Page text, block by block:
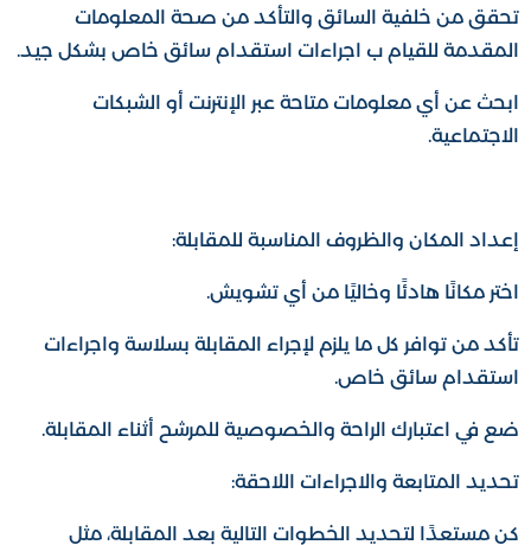
تحقق من خلفية السائق والتأكد من صحة المعلومات
المقدمة للقيام ب اجراءات استقدام سائق خاص بشكل جيد.
ابحث عن أي معلومات متاحة عبر الإنترنت أو الشبكات
الاجتماعية.
إعداد المكان والظروف المناسبة للمقابلة:
اختر مكانًا هادئًا وخاليًا من أي تشويش.
تأكد من توافر كل ما يلزم لإجراء المقابلة بسلاسة واجراءات
استقدام سائق خاص.
ضع في اعتبارك الراحة والخصوصية للمرشح أثناء المقابلة.
تحديد المتابعة والاجراءات اللاحقة:
كن مستعدًا لتحديد الخطوات التالية بعد المقابلة، مثل